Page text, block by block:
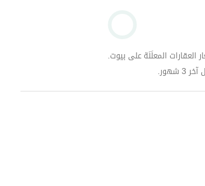
العقارات المعلَنَة على بيوت.